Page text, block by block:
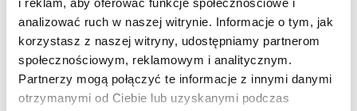
analizować ruch w naszej witrynie. Informacje o tym, jak
korzystasz z naszej witryny, udostępniamy partnerom
społecznościowym, reklamowym i analitycznym.
Partnerzy mogą połączyć te informacje z innymi danymi
otrzymanymi od Ciebie lub uzyskanymi podczas
transportowych
Co oznaczają “kody” na oponach?